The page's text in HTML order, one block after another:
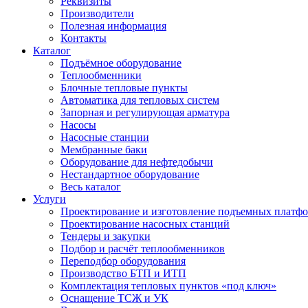
Производители
Полезная информация
Контакты
Каталог
Подъёмное оборудование
Теплообменники
Блочные тепловые пункты
Автоматика для тепловых систем
Запорная и регулирующая арматура
Насосы
Насосные станции
Мембранные баки
Оборудование для нефтедобычи
Нестандартное оборудование
Весь каталог
Услуги
Проектирование и изготовление подъемных
Проектирование насосных станций
Тендеры и закупки
Подбор и расчёт теплообменников
Переподбор оборудования
Производство БТП и ИТП
Комплектация тепловых пунктов «под ключ»
Оснащение ТСЖ и УК